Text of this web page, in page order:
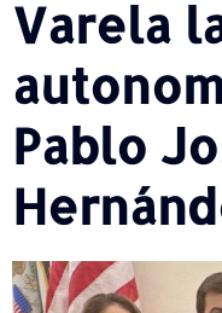
Varela
Pablo